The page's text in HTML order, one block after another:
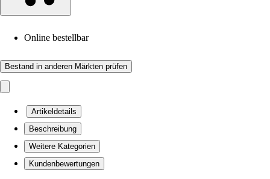
Online bestellbar
Bestand in anderen Märkten prüfen
Artikeldetails
Beschreibung
Weitere Kategorien
Kundenbewertungen